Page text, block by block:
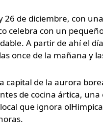
26 de diciembre, con
celebra con un
A partir de ahí el
once de la mañana y
capital de la aurora
de cocina ártica,
que ignora